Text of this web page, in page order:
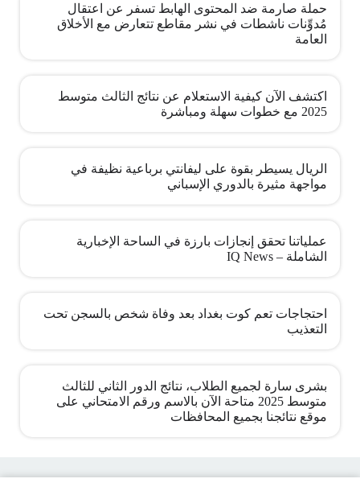
حملة صارمة ضد المحتوى الهابط تسفر عن اعتقال
مُدوِّنات ناشطات في نشر مقاطع تتعارض مع الأخلاق
العامة
اكتشف الآن كيفية الاستعلام عن نتائج الثالث متوسط
2025 مع خطوات سهلة ومباشرة
الريال يسيطر بقوة على ليفانتي برباعية نظيفة في
مواجهة مثيرة بالدوري الإسباني
عملياتنا تحقق إنجازات بارزة في الساحة الإخبارية
الشاملة – IQ News
احتجاجات تعم كوت بغداد بعد وفاة شخص بالسجن تحت
التعذيب
بشرى سارة لجميع الطلاب، نتائج الدور الثاني للثالث
متوسط 2025 متاحة الآن بالاسم ورقم الامتحاني على
موقع نتائجنا بجميع المحافظات